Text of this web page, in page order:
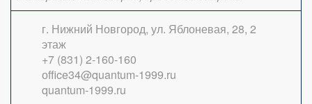
г. Нижний Новгород, ул. Яблоневая, 28, 2
этаж
+7 (831) 2-160-160
оffice34@quantum-1999.ru
quantum-1999.ru